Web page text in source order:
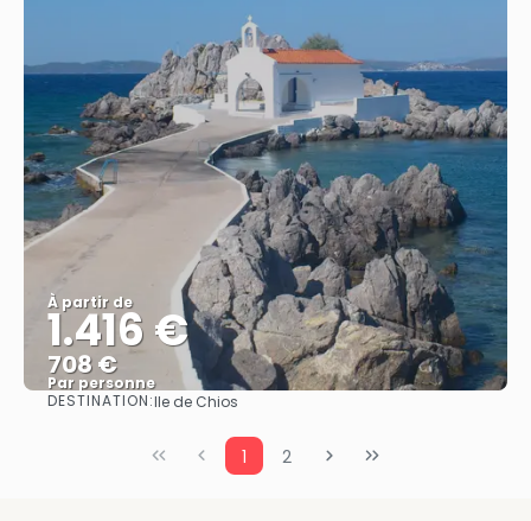
À partir de
1.416 €
708 €
Par personne
Afficher
DESTINATION:Ile de Chios
1 2